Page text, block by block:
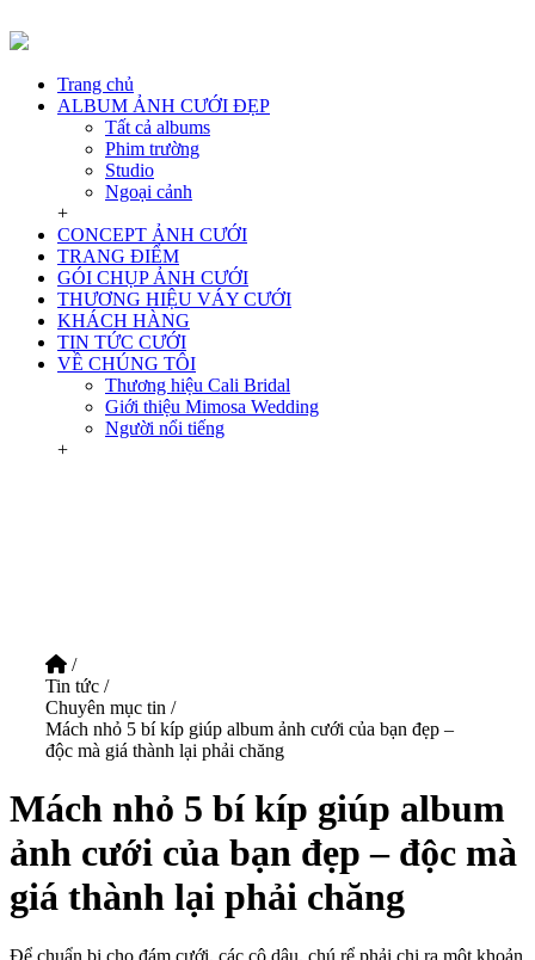
Trang chủ
ALBUM ẢNH CƯỚI ĐẸP
Tất cả albums
Phim trường
Studio
Ngoại cảnh
+
CONCEPT ẢNH CƯỚI
TRANG ĐIỂM
GÓI CHỤP ẢNH CƯỚI
THƯƠNG HIỆU VÁY CƯỚI
KHÁCH HÀNG
TIN TỨC CƯỚI
VỀ CHÚNG TÔI
Thương hiệu Cali Bridal
Giới thiệu Mimosa Wedding
Người nổi tiếng
+
/
Tin tức /
Chuyên mục tin /
Mách nhỏ 5 bí kíp giúp album ảnh cưới của bạn đẹp –
độc mà giá thành lại phải chăng
Mách nhỏ 5 bí kíp giúp album
ảnh cưới của bạn đẹp – độc mà
giá thành lại phải chăng
Để chuẩn bị cho đám cưới, các cô dâu, chú rể phải chi ra một khoản